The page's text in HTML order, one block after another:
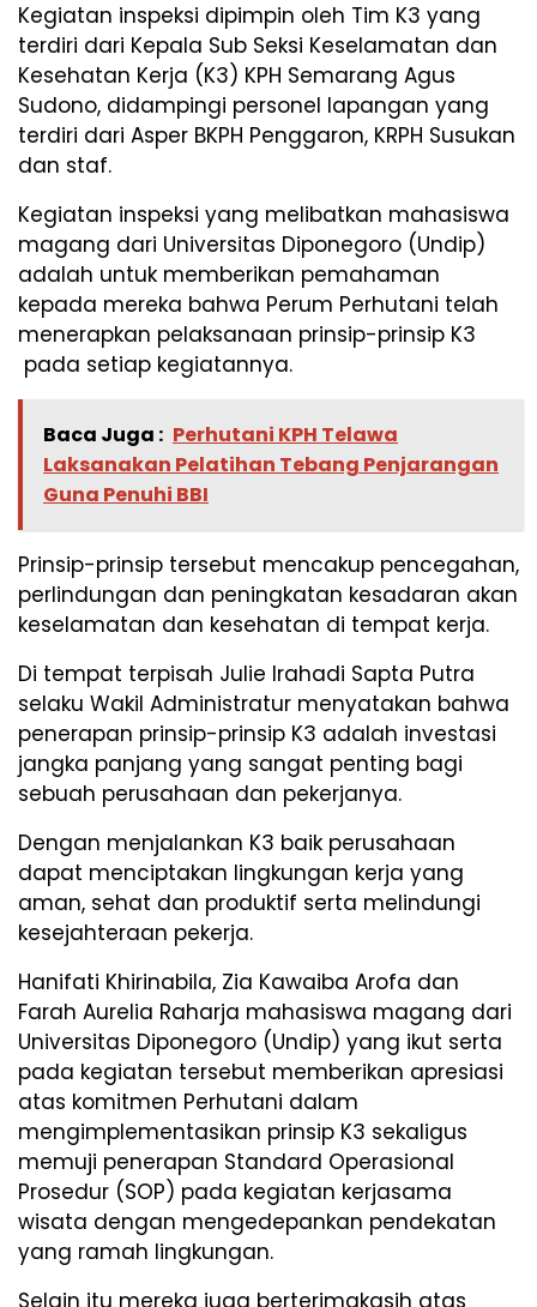
Kegiatan inspeksi dipimpin oleh Tim K3 yang
terdiri dari Kepala Sub Seksi Keselamatan dan
Kesehatan Kerja (K3) KPH Semarang Agus
Sudono, didampingi personel lapangan yang
terdiri dari Asper BKPH Penggaron, KRPH Susukan
dan staf.
Kegiatan inspeksi yang melibatkan mahasiswa
magang dari Universitas Diponegoro (Undip)
adalah untuk memberikan pemahaman
kepada mereka bahwa Perum Perhutani telah
menerapkan pelaksanaan prinsip-prinsip K3
pada setiap kegiatannya.
Baca Juga : Perhutani KPH Telawa
Laksanakan Pelatihan Tebang Penjarangan
Guna Penuhi BBI
Prinsip-prinsip tersebut mencakup pencegahan,
perlindungan dan peningkatan kesadaran akan
keselamatan dan kesehatan di tempat kerja.
Di tempat terpisah Julie Irahadi Sapta Putra
selaku Wakil Administratur menyatakan bahwa
penerapan prinsip-prinsip K3 adalah investasi
jangka panjang yang sangat penting bagi
sebuah perusahaan dan pekerjanya.
Dengan menjalankan K3 baik perusahaan
dapat menciptakan lingkungan kerja yang
aman, sehat dan produktif serta melindungi
kesejahteraan pekerja.
Hanifati Khirinabila, Zia Kawaiba Arofa dan
Farah Aurelia Raharja mahasiswa magang dari
Universitas Diponegoro (Undip) yang ikut serta
pada kegiatan tersebut memberikan apresiasi
atas komitmen Perhutani dalam
mengimplementasikan prinsip K3 sekaligus
memuji penerapan Standard Operasional
Prosedur (SOP) pada kegiatan kerjasama
wisata dengan mengedepankan pendekatan
yang ramah lingkungan.
Selain itu mereka juga berterimakasih atas